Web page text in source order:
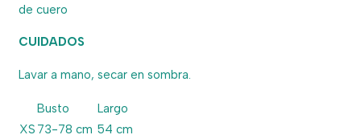
de cuero
CUIDADOS
Lavar a mano, secar en sombra.
Busto
Largo
XS 73-78 cm 54 cm